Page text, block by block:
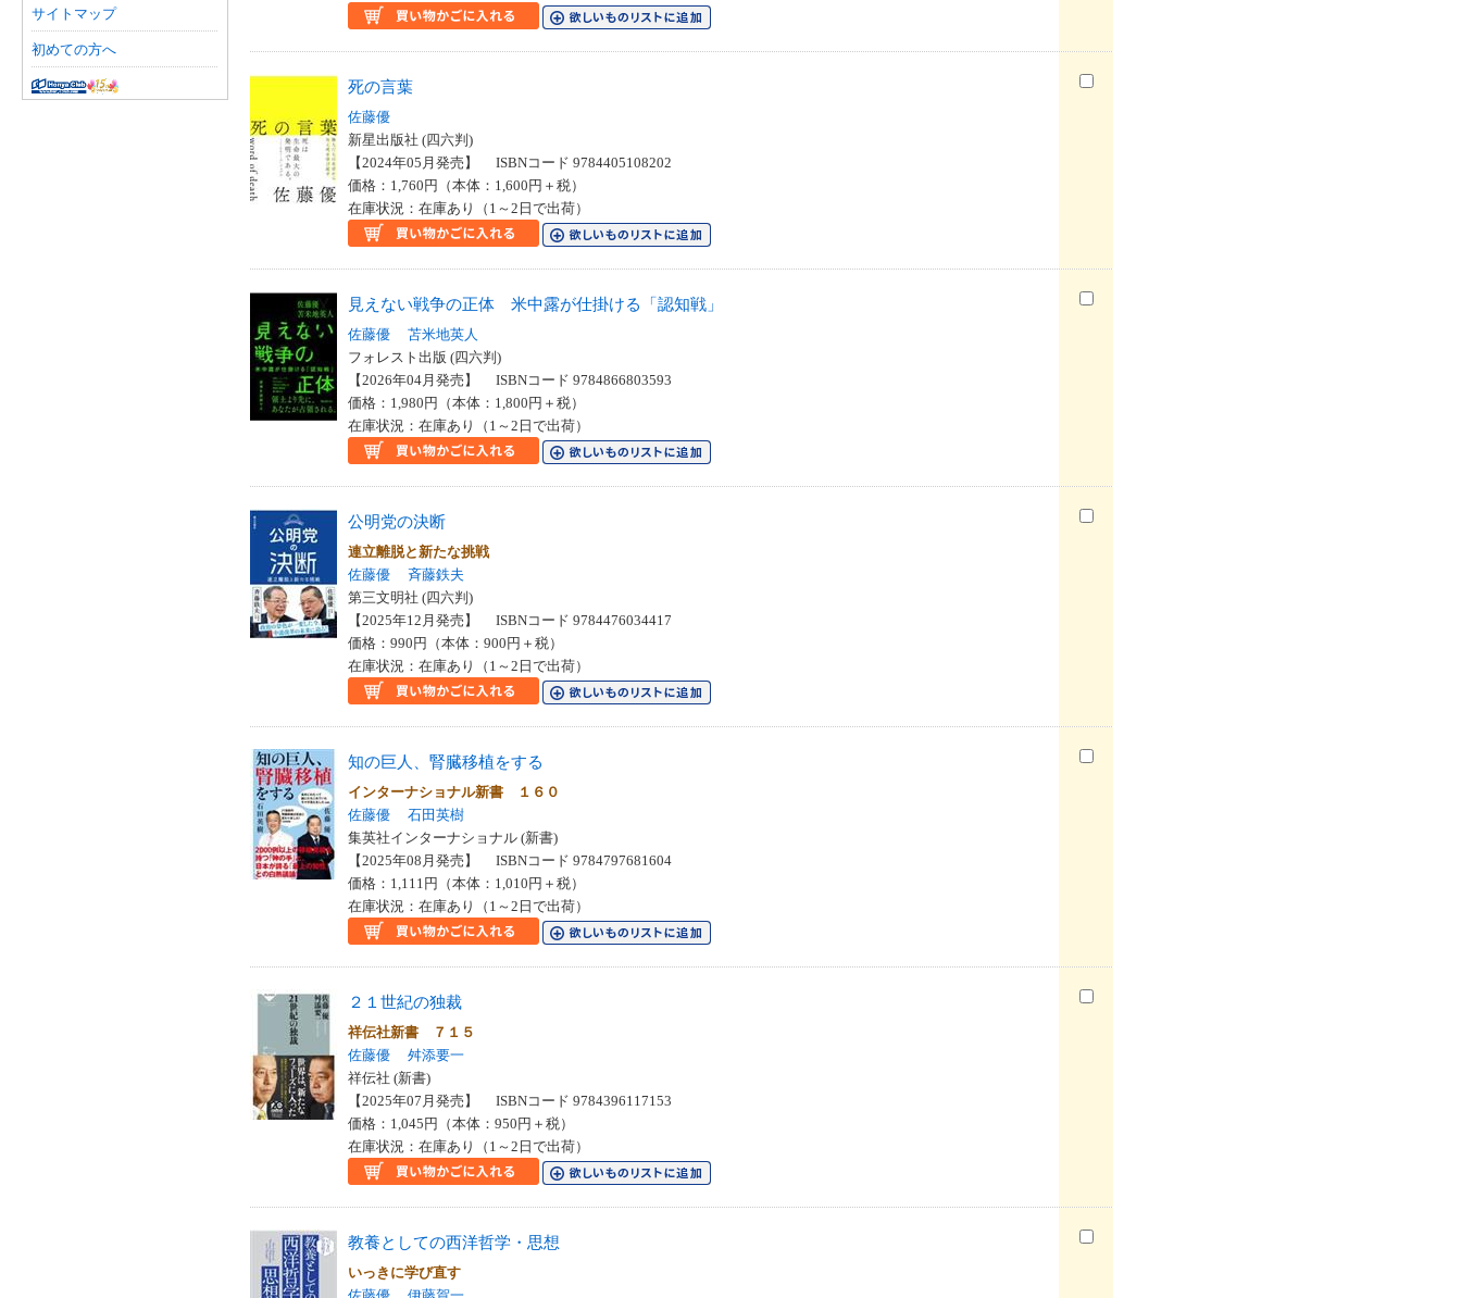
サイトマップ
初めての方へ
死の言葉
佐藤優
新星出版社 (四六判)
【2024年05月発売】 ISBNコード 9784405108202
価格：1,760円（本体：1,600円＋税）
在庫状況：在庫あり（1～2日で出荷）
見えない戦争の正体 米中露が仕掛ける「認知戦」
佐藤優
苫米地英人
フォレスト出版 (四六判)
【2026年04月発売】 ISBNコード 9784866803593
価格：1,980円（本体：1,800円＋税）
在庫状況：在庫あり（1～2日で出荷）
公明党の決断
連立離脱と新たな挑戦
佐藤優
斉藤鉄夫
第三文明社 (四六判)
【2025年12月発売】 ISBNコード 9784476034417
価格：990円（本体：900円＋税）
在庫状況：在庫あり（1～2日で出荷）
知の巨人、腎臓移植をする
インターナショナル新書 １６０
佐藤優
石田英樹
集英社インターナショナル (新書)
【2025年08月発売】 ISBNコード 9784797681604
価格：1,111円（本体：1,010円＋税）
在庫状況：在庫あり（1～2日で出荷）
２１世紀の独裁
祥伝社新書 ７１５
佐藤優
舛添要一
祥伝社 (新書)
【2025年07月発売】 ISBNコード 9784396117153
価格：1,045円（本体：950円＋税）
在庫状況：在庫あり（1～2日で出荷）
教養としての西洋哲学・思想
いっきに学び直す